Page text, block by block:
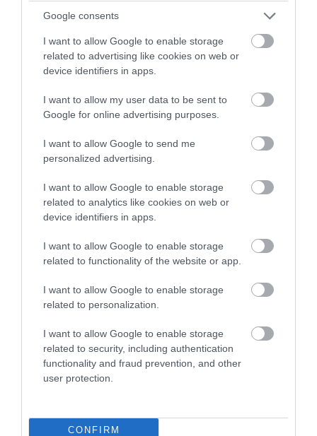
Google consents
I want to allow Google to enable storage
related to advertising like cookies on web or
device identifiers in apps.
I want to allow my user data to be sent to
Google for online advertising purposes.
I want to allow Google to send me
personalized advertising.
I want to allow Google to enable storage
related to analytics like cookies on web or
device identifiers in apps.
I want to allow Google to enable storage
related to functionality of the website or app.
I want to allow Google to enable storage
related to personalization.
I want to allow Google to enable storage
related to security, including authentication
functionality and fraud prevention, and other
user protection.
CONFIRM
Máté Gábor első, egész napos hazai
rendezvényére, amelyen az előadások
mellett workshopok, könyvvásár és
filmvetítés is segít abban, hogy…